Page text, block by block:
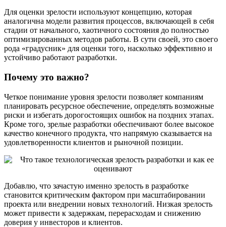
Для оценки зрелости используют концепцию, которая
аналогична модели развития процессов, включающей в себя
стадии от начального, хаотичного состояния до полностью
оптимизированных методов работы. В сути своей, это своего
рода «градусник» для оценки того, насколько эффективно и
устойчиво работают разработки.
Почему это важно?
Четкое понимание уровня зрелости позволяет компаниям
планировать ресурсное обеспечение, определять возможные
риски и избегать дорогостоящих ошибок на поздних этапах.
Кроме того, зрелые разработки обеспечивают более высокое
качество конечного продукта, что напрямую сказывается на
удовлетворенности клиентов и рыночной позиции.
Добавлю, что зачастую именно зрелость в разработке
становится критическим фактором при масштабировании
проекта или внедрении новых технологий. Низкая зрелость
может привести к задержкам, перерасходам и снижению
доверия у инвесторов и клиентов.